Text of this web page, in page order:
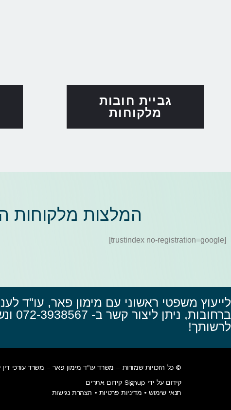
גביית חובות
מלקוחות
המלצות מלקוחות
[trustindex no-registration=google]
לייעוץ משפטי ראשוני עם מימון פאר, עו"ד
לרשותך!
© כל הזכויות שמורות – משרד עו"ד מימון פאר – משרד עורכי דין
קידום על ידי Signup קידום אתרים
תנאי שימוש • מדיניות פרטיות • הצהרת נגישות